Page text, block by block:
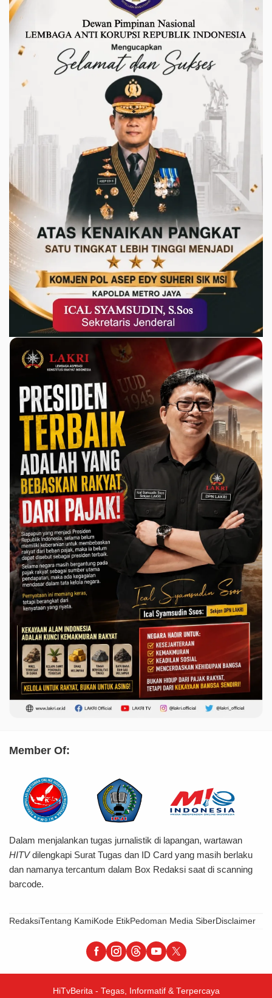
Member Of:
Dalam menjalankan tugas jurnalistik di lapangan, wartawan
HITVdilengkapi Surat Tugas dan ID Card yang masih berlaku
dan namanya tercantum dalam Box Redaksi saat di scanning
barcode.
RedaksiTentang KamiKode EtikPedoman Media SiberDisclaimer
HiTvBerita - Tegas, Informatif & Terpercaya